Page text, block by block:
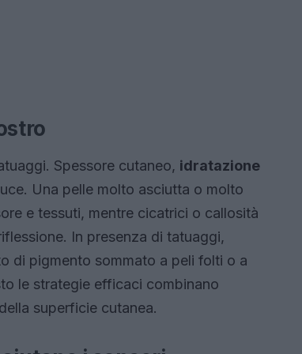
Spessore cutaneo, idratazione
Una pelle molto asciutta o molto
e tessuti, mentre cicatrici o callosità
In presenza di tatuaggi,
di pigmento sommato a peli folti o a
le strategie efficaci combinano
superficie cutanea.